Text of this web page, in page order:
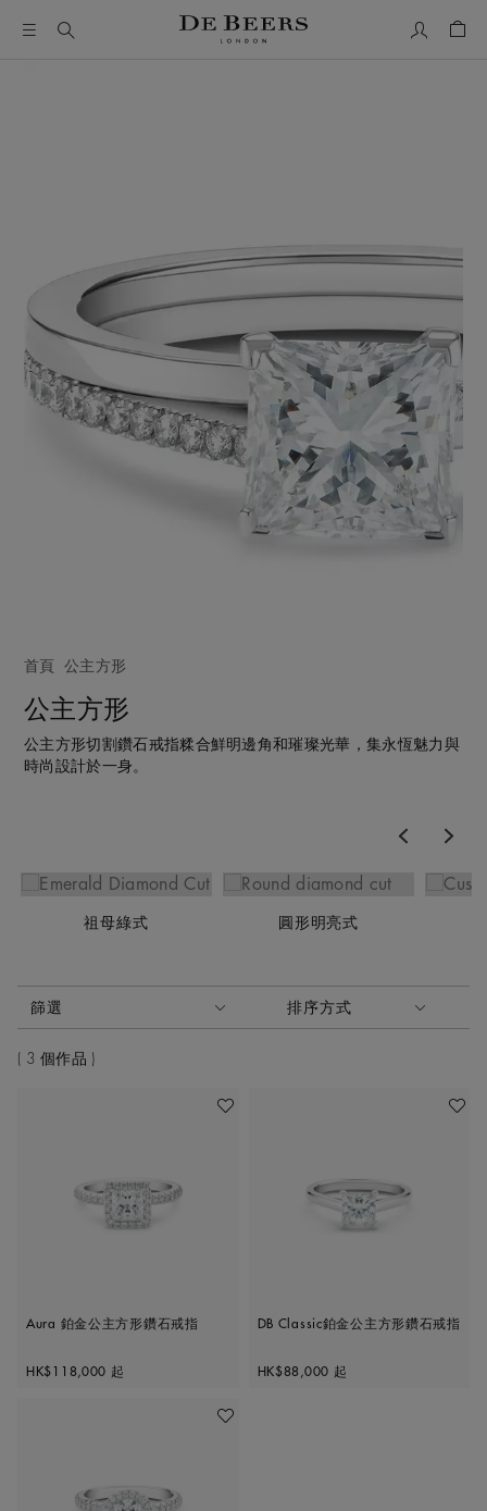
首頁 公主方形
公主方形
公主方形切割鑽石戒指糅合鮮明邊角和璀璨光華，集永恆魅力與
時尚設計於一身。
祖母綠式 圓形明亮式
啟動這些部件將導致頁面上的內容更新。
篩選 排序方式
排序方式
3 個作品
加入喜愛清單
Aura 鉑金公主方形鑽石戒指
Original price
HK$118,000 起
加入喜
DB Classic鉑金公主方形鑽石戒指
Original price
HK$88,000 起
加入喜愛清單